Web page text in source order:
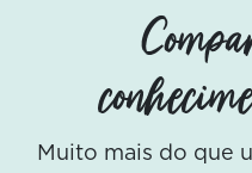
Muito mais do que